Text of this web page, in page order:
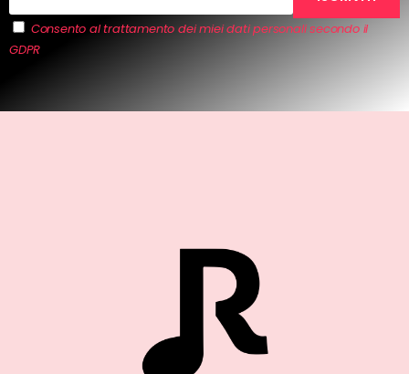
Consento al trattamento dei miei dati personali secondo il
GDPR